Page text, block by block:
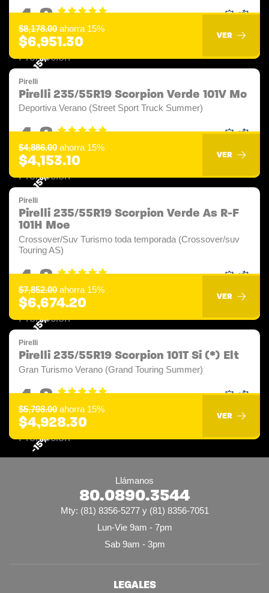
4.8
-15%
$8,178.00 ahorra 15%
$6,951.30 VER
Pirelli
Pirelli 235/55R19 Scorpion Verde 101V Mo
Deportiva Verano (Street Sport Truck Summer)
4.8
-15%
$4,886.00 ahorra 15%
$4,153.10 VER
Pirelli
Pirelli 235/55R19 Scorpion Verde As R-F
101H Moe
Crossover/Suv Turismo toda temporada (Crossover/suv
Touring AS)
4.8
-15%
$7,852.00 ahorra 15%
$6,674.20 VER
Pirelli
Pirelli 235/55R19 Scorpion 101T Si (*) Elt
Gran Turismo Verano (Grand Touring Summer)
4.8
-15%
$5,798.00 ahorra 15%
$4,928.30 VER
Llámanos
80.0890.3544
Mty: (81) 8356-5277 y (81) 8356-7051
Lun-Vie 9am - 7pm
Sab 9am - 3pm
LEGALES